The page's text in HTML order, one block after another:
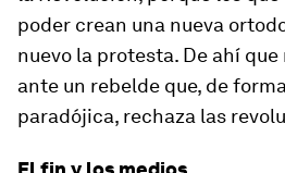
poder crean una nueva
nuevo la protesta. De ahí
ante un rebelde que, de
paradójica, rechaza las